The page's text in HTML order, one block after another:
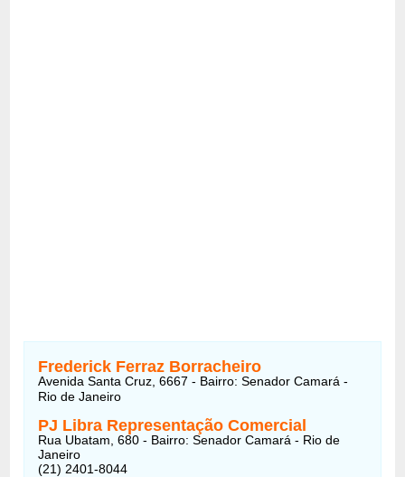
Frederick Ferraz Borracheiro
Avenida Santa Cruz, 6667 - Bairro: Senador Camará -
Rio de Janeiro
PJ Libra Representação Comercial
Rua Ubatam, 680 - Bairro: Senador Camará - Rio de
Janeiro
(21) 2401-8044